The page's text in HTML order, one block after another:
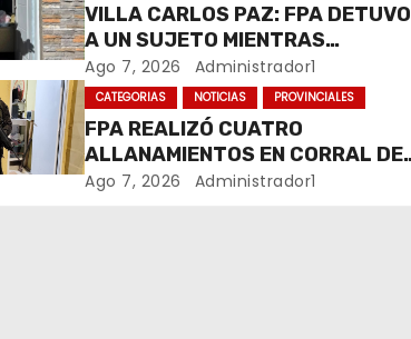
VILLA CARLOS PAZ: FPA DETUVO
A UN SUJETO MIENTRAS
COMERCIALIZABA COCAÍNA Y
MARIHUANA EN UNA PLAZA
Ago 7, 2026 Administrador1
CATEGORIAS NOTICIAS PROVINCIALES
FPA REALIZÓ CUATRO
ALLANAMIENTOS EN CORRAL DE
BUSTOS-IFFLINGER
Ago 7, 2026 Administrador1